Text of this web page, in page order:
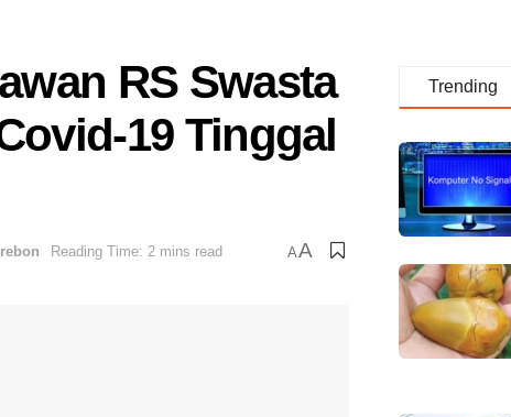
RS Swasta
19 Tinggal
Reading Time: 2 mins read AA
Trending